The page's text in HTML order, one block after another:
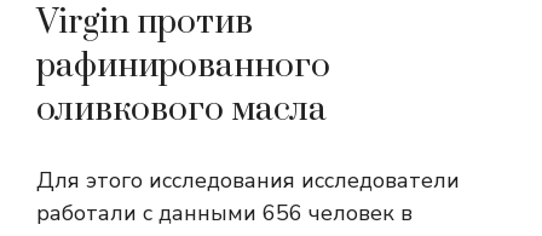
Virgin против
рафинированного
оливкового масла
Для этого исследования исследователи
работали с данными 656 человек в